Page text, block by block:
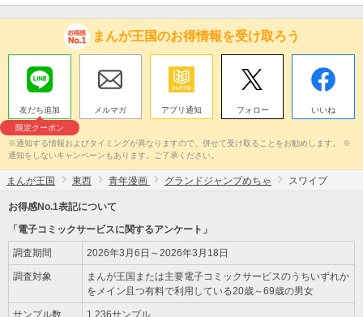
まんが王国のお得情報を受け取ろう
友だち追加
限定クーポン
メルマガ アプリ通知 フォロー いいね
※通知する情報およびタイミングが異なりますので、併せて受け取ることをお勧めします。 ※
通知をしないキャンペーンもあります。ご了承ください。
まんが王国 東西 青年漫画 グランドジャンプめちゃ スワイプ
お得感No.1表記について
「電子コミックサービスに関するアンケート」
調査期間 2026年3月6日～2026年3月18日
調査対象
まんが王国または主要電子コミックサービスのうちいずれか
をメイン且つ有料で利用している20歳～69歳の男女
サンプル数 1,236サンプル